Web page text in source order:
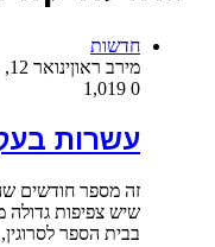
חדשות
מירב ראוןינואר 12, 2021
0
עשרות
זה מספר חודשים
שיש צפיפות גדולה
בבית הספר